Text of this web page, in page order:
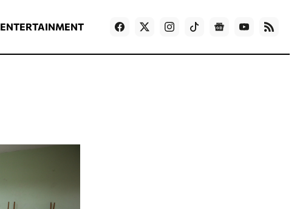
ENTERTAINMENT Games